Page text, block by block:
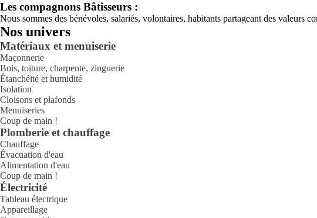
Les compagnons Bâtisseurs :
Nous sommes des bénévoles, salariés, volontaires, habitants partageant des valeurs
Nos univers
Matériaux et menuiserie
Maçonnerie
Bois, toiture, charpente, zinguerie
Étanchéité et humidité
Isolation
Cloisons et plafonds
Menuiseries
Coup de main !
Plomberie et chauffage
Chauffage
Évacuation d'eau
Alimentation d'eau
Coup de main !
Électricité
Tableau électrique
Appareillage